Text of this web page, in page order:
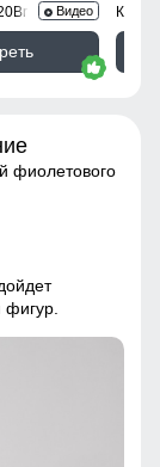
Видео
фиолетового